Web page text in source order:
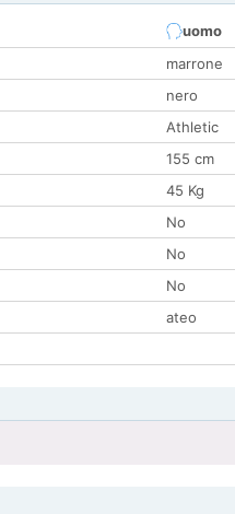
uomo
marrone
nero
Athletic
155 cm
45 Kg
No
No
No
ateo